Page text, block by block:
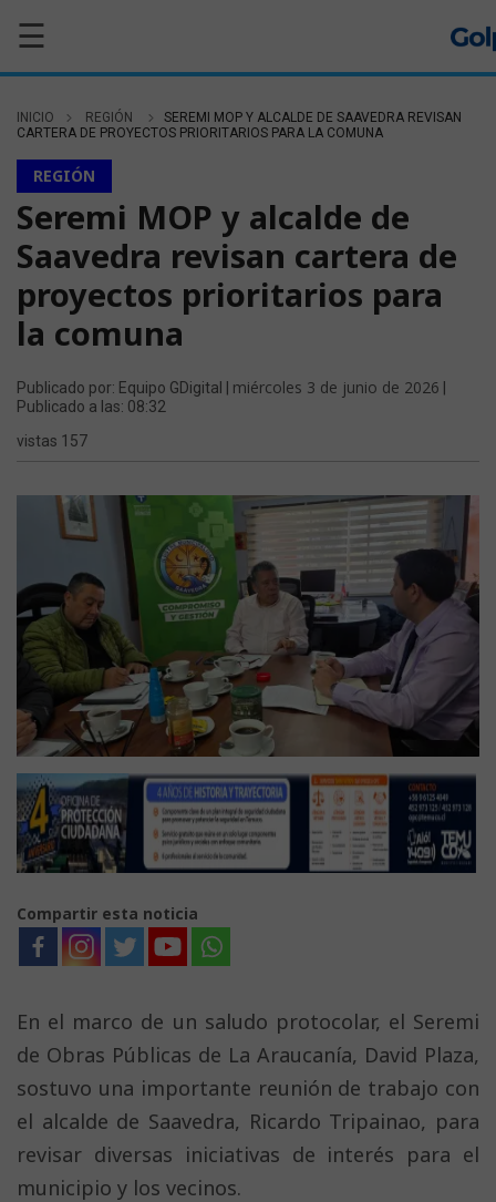
☰
INICIO REGIÓN
SEREMI MOP Y ALCALDE DE SAAVEDRA REVISAN
CARTERA DE PROYECTOS PRIORITARIOS PARA LA COMUNA
REGIÓN
Seremi MOP y alcalde de
Saavedra revisan cartera de
proyectos prioritarios para
la comuna
Publicado por: Equipo GDigital | miércoles 3 de junio de 2026
Publicado a las: 08:32
vistas 157
Compartir esta noticia
En el marco de un saludo protocolar, el Seremi
de Obras Públicas de La Araucanía, David Plaza,
sostuvo una importante reunión de trabajo con
el alcalde de Saavedra, Ricardo Tripainao, para
revisar diversas iniciativas de interés para el
municipio y los vecinos.